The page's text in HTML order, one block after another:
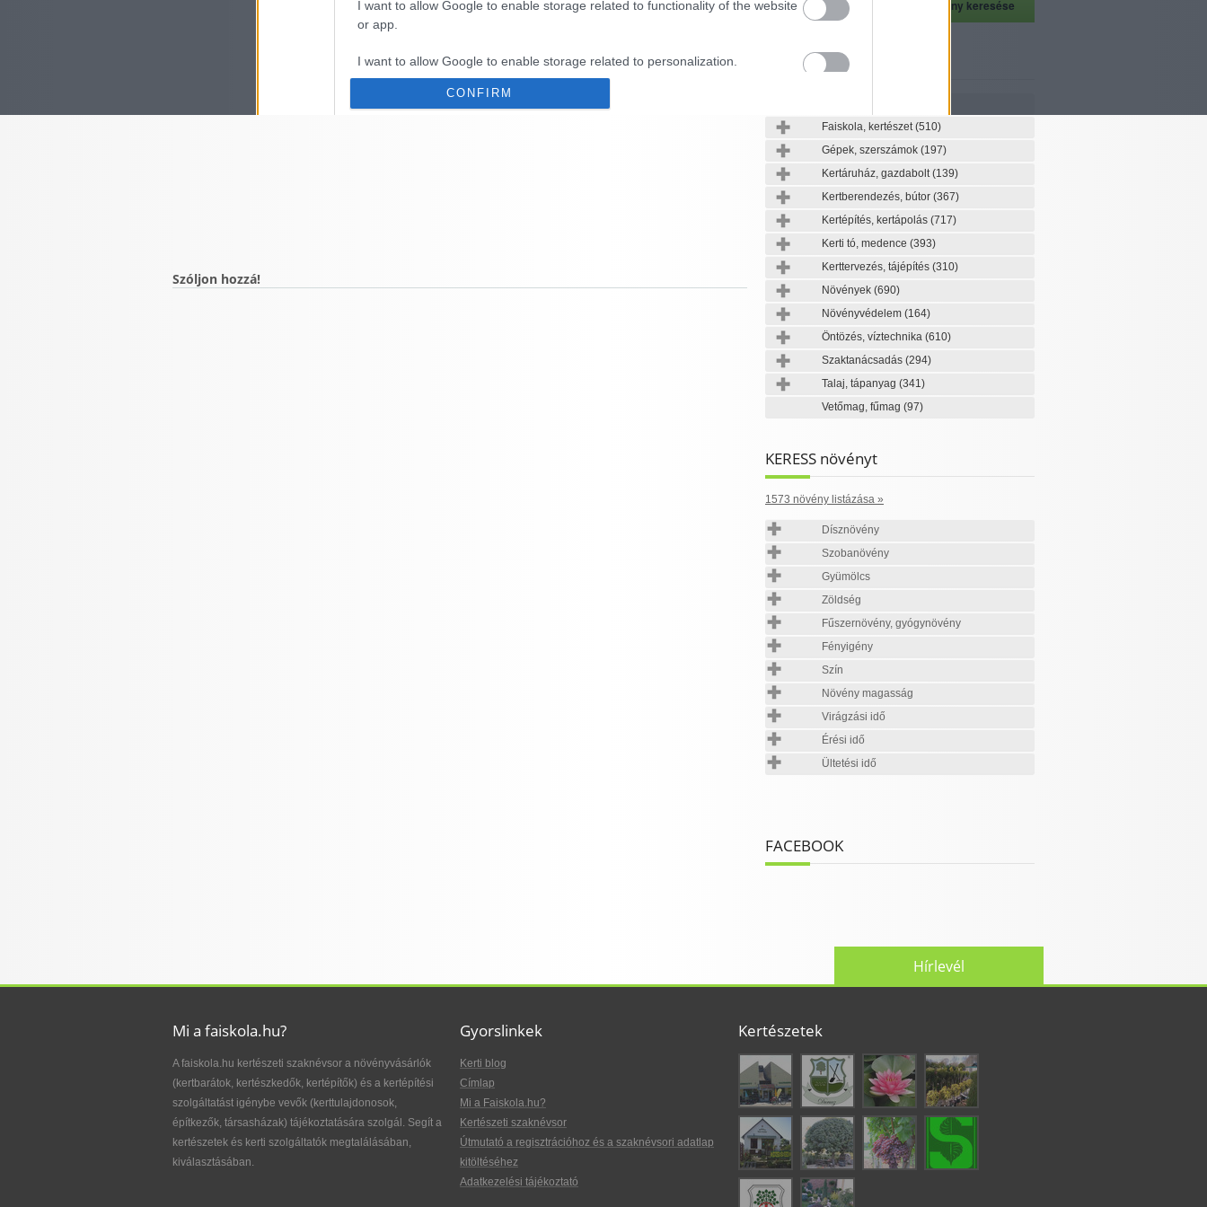
I want to allow Google to enable storage related to functionality of the website
or app.
I want to allow Google to enable storage related to personalization.
authentication functionality and fraud prevention, and other user protection.
CONFIRM
Szóljon hozzá!
Kertészeti szaknévsor
Faiskola, kertészet(510)
Gépek, szerszámok (197)
Kertáruház, gazdabolt(139)
Kertberendezés, bútor (367)
Kertépítés, kertápolás (717)
Kerti tó, medence (393)
Kerttervezés, tájépítés (310)
Növények (690)
Növényvédelem (164)
Öntözés, víztechnika (610)
Szaktanácsadás (294)
Talaj, tápanyag (341)
Vetőmag, fűmag (97)
KERESS növényt
1573 növény listázása »
Dísznövény
Szobanövény
Gyümölcs
Zöldség
Fűszernövény, gyógynövény
Fényigény
Szín
Növény magasság
Virágzási idő
Érési idő
Ültetési idő
FACEBOOK
Hírlevél
Mi a faiskola.hu?
A faiskola.hu kertészeti szaknévsor a növényvásárlók
(kertbarátok, kertészkedők, kertépítők) és a kertépítési
szolgáltatást igénybe vevők (kerttulajdonosok,
építkezők, társasházak) tájékoztatására szolgál. Segít a
kertészetek és kerti szolgáltatók megtalálásában,
kiválasztásában.
Gyorslinkek
Kerti blog
Címlap
Mi a Faiskola.hu?
Kertészeti szaknévsor
Útmutató a regisztrációhoz és a szaknévsori adatlap
kitöltéséhez
Adatkezelési tájékoztató
Kertészetek